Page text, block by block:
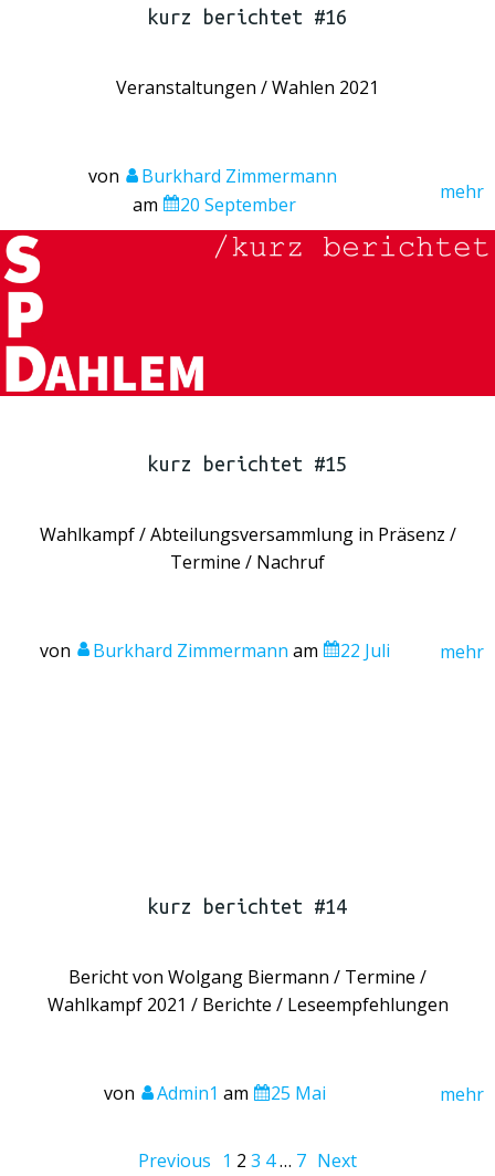
kurz berichtet #16
Veranstaltungen / Wahlen 2021
von
Burkhard Zimmermann
am
20 September
mehr
kurz berichtet #15
Wahlkampf / Abteilungsversammlung in Präsenz /
Termine / Nachruf
von Burkhard Zimmermann am 22 Juli mehr
kurz berichtet #14
Bericht von Wolgang Biermann / Termine /
Wahlkampf 2021 / Berichte / Leseempfehlungen
von Admin1 am 25 Mai mehr
Posts
Previous Posts
Page
1 Page
2 Page
3 Page
4… Page
7 Posts
Next